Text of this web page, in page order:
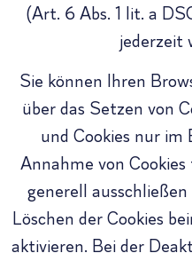
(Art. 6 Abs. 1 lit. a
jederzeit
Sie können Ihren
über das Setzen von
und Cookies nur im
Annahme von
generell
Löschen der Cookies
aktivieren. Bei der